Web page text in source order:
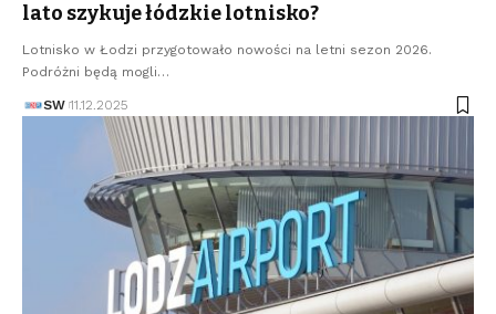
lato szykuje łódzkie lotnisko?
Lotnisko w Łodzi przygotowało nowości na letni sezon 2026.
Podróżni będą mogli…
SW 11.12.2025